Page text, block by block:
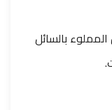
بالسائل